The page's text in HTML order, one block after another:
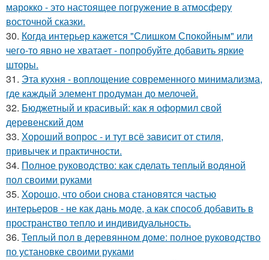
марокко - это настоящее погружение в атмосферу
восточной сказки.
30. Когда интерьер кажется "Слишком Спокойным" или
чего-то явно не хватает - попробуйте добавить яркие
шторы.
31. Эта кухня - воплощение современного минимализма,
где каждый элемент продуман до мелочей.
32. Бюджетный и красивый: как я оформил свой
деревенский дом
33. Хороший вопрос - и тут всё зависит от стиля,
привычек и практичности.
34. Полное руководство: как сделать теплый водяной
пол своими руками
35. Хорошо, что обои снова становятся частью
интерьеров - не как дань моде, а как способ добавить в
пространство тепло и индивидуальность.
36. Теплый пол в деревянном доме: полное руководство
по установке своими руками